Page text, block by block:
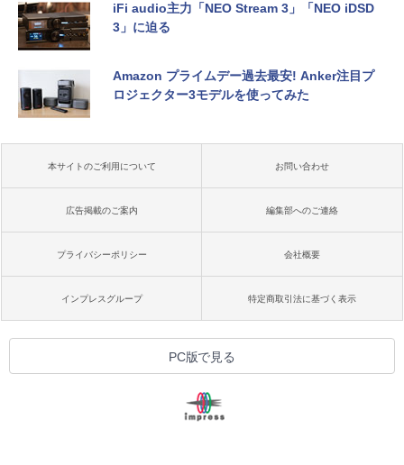
iFi audio主力「NEO Stream 3」「NEO iDSD
3」に迫る
Amazon プライムデー過去最安! Anker注目プ
ロジェクター3モデルを使ってみた
本サイトのご利用について お問い合わせ
広告掲載のご案内 編集部へのご連絡
プライバシーポリシー 会社概要
インプレスグループ 特定商取引法に基づく表示
PC版で見る